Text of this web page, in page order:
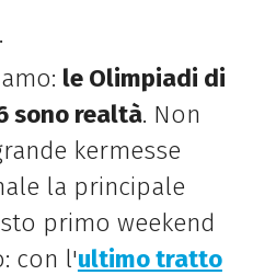
le Olimpiadi di
sono realtà. Non
kermesse
la principale
primo weekend
con l'ultimo tratto